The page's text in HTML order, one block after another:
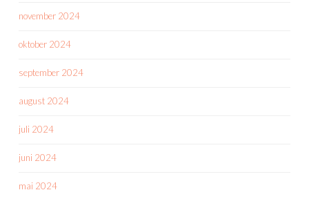
november 2024
oktober 2024
september 2024
august 2024
juli 2024
juni 2024
mai 2024